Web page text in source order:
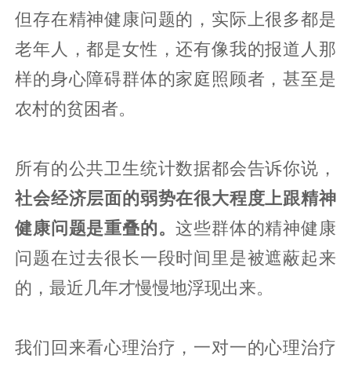
但存在精神健康问题的，实际上很多都是
老年人，都是女性，还有像我的报道人那
样的身心障碍群体的家庭照顾者，甚至是
农村的贫困者。
所有的公共卫生统计数据都会告诉你说，
社会经济层面的弱势在很大程度上跟精神
健康问题是重叠的。这些群体的精神健康
问题在过去很长一段时间里是被遮蔽起来
的，最近几年才慢慢地浮现出来。
我们回来看心理治疗，一对一的心理治疗